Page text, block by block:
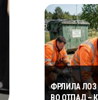
ОДЛИЧЕН
ФРЛИЛА
ВО ОТПАД –